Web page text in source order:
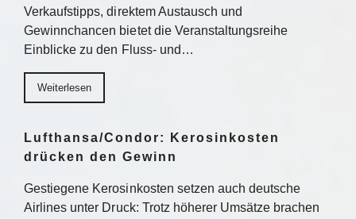
Verkaufstipps, direktem Austausch und
Gewinnchancen bietet die Veranstaltungsreihe
Einblicke zu den Fluss- und…
Weiterlesen
Lufthansa/Condor: Kerosinkosten
drücken den Gewinn
Gestiegene Kerosinkosten setzen auch deutsche
Airlines unter Druck: Trotz höherer Umsätze brachen